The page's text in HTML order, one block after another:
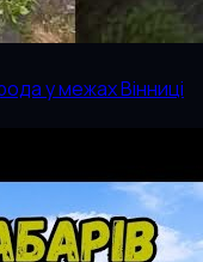
у межах Вінниці